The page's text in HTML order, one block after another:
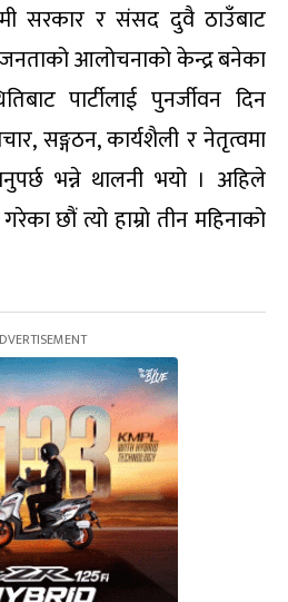
सरकार र संसद दुवै ठाउँबाट
आलोचनाको केन्द्र बनेका
पार्टीलाई पुनर्जीवन दिन
सङ्गठन, कार्यशैली र नेतृत्वमा
भन्ने थालनी भयो । अहिले
गरेका छौं त्यो हाम्रो तीन महिनाको